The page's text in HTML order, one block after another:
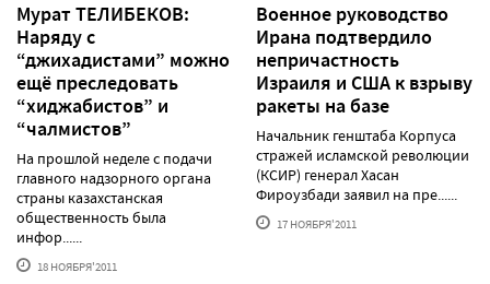
Мурат ТЕЛИБЕКОВ:
Наряду с
“джихадистами” можно
ещё преследовать
“хиджабистов” и
“чалмистов”
На прошлой неделе с подачи
главного надзорного органа
страны казахстанская
общественность была
инфор......
18 НОЯБРЯ'2011
Военное руководство
Ирана подтвердило
непричастность
Израиля и США к взрыву
ракеты на базе
Начальник генштаба Корпуса
стражей исламской революции
(КСИР) генерал Хасан
Фироузбади заявил на пре......
17 НОЯБРЯ'2011